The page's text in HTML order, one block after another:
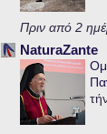
Πριν από 2
NaturaZante